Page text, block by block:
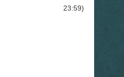
23:59)